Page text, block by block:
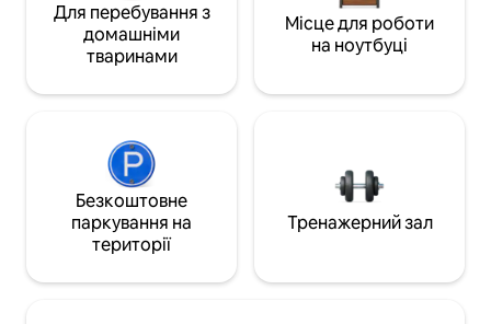
Для перебування з
домашніми
тваринами
Місце для роботи
на ноутбуці
Безкоштовне
паркування на
території
Тренажерний зал